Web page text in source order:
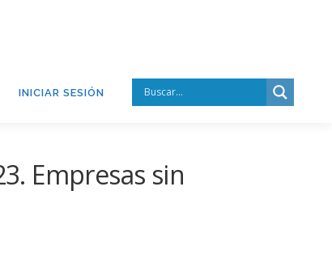
INICIAR SESIÓN
Empresas sin